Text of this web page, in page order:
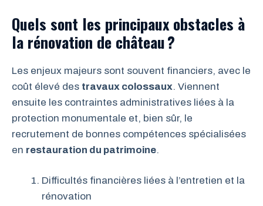
Quels sont les principaux obstacles à
la rénovation de château ?
Les enjeux majeurs sont souvent financiers, avec le
coût élevé des travaux colossaux. Viennent
ensuite les contraintes administratives liées à la
protection monumentale et, bien sûr, le
recrutement de bonnes compétences spécialisées
en restauration du patrimoine.
Difficultés financières liées à l’entretien et la
rénovation